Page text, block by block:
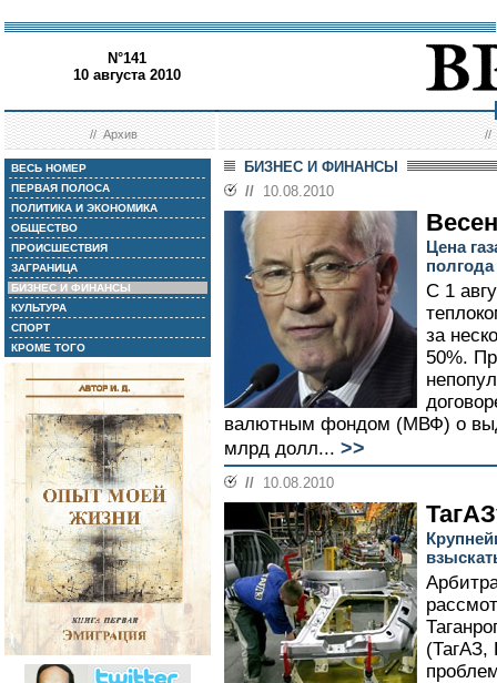
N°141
10 августа 2010
//Архив //
ВЕСЬ НОМЕР
ПЕРВАЯ ПОЛОСА
ПОЛИТИКА И ЭКОНОМИКА
ОБЩЕСТВО
ПРОИСШЕСТВИЯ
ЗАГРАНИЦА
БИЗНЕС И ФИНАНСЫ
КУЛЬТУРА
СПОРТ
КРОМЕ ТОГО
БИЗНЕС И ФИНАНСЫ
// 10.08.2010
Цена
С 1
за
50%.
валютным фондом (МВФ) о
млрд долл... >>
// 10.08.2010
(ТагАЗ,